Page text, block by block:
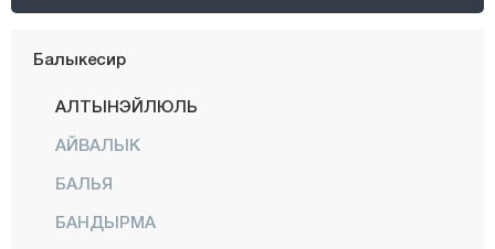
Айдын
Балыкесир
АЛТЫНЭЙЛЮЛЬ
АЙВАЛЫК
БАЛЬЯ
БАНДЫРМА